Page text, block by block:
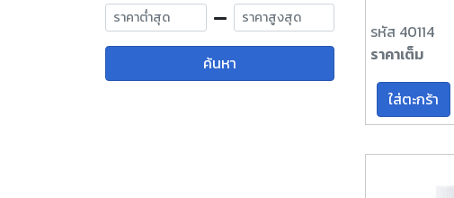
ค้นหา
รหัส 40114
ราคาเต็ม
ใส่ตะกร้า